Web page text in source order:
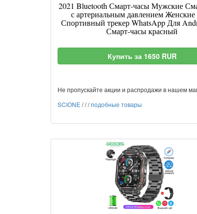
2021 Bluetooth Смарт-часы Мужские
с артериальным давлением Женские
Спортивный трекер WhatsApp Для
Смарт-часы красный
Купить за 1650 RUR
Не пропускайте акции и распродажи в нашем
SCIONE ///подобные товары